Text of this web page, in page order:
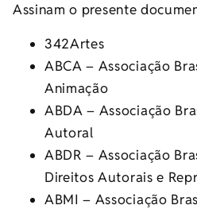
Assinam o presente
342Artes
ABCA – Associação
Animação
ABDA – Associação
Autoral
ABDR – Associação
Direitos Autorais e
ABMI – Associação